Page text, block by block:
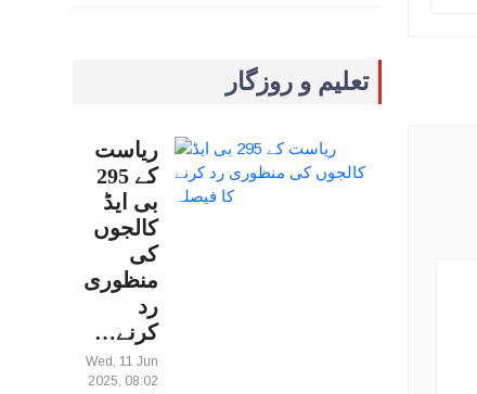
تعلیم و روزگار
ریاست
کے 295
بی ایڈ
کالجوں
کی
منظوری
رد
کرنے…
Wed, 11 Jun
2025, 08:02